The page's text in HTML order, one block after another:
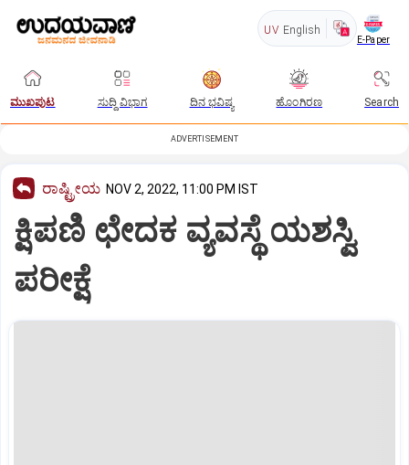
UV English
E-Paper
ಮುಖಪುಟ ಸುದ್ದಿ ವಿಭಾಗ ದಿನ ಭವಿಷ್ಯ ಹೊಂಗಿರಣ Search
ADVERTISEMENT
ರಾಷ್ಟ್ರೀಯ NOV 2, 2022, 11:00 PM IST
ಕ್ಷಿಪಣಿ ಛೇದಕ ವ್ಯವಸ್ಥೆ ಯಶಸ್ವಿ
ಪರೀಕ್ಷೆ